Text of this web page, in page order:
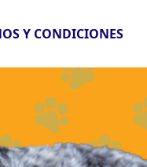
Y CONDICIONES